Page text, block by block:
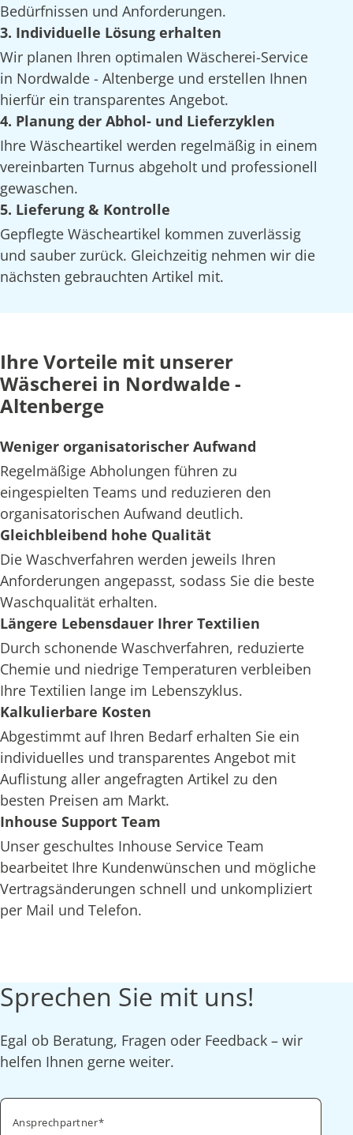
Bedürfnissen und Anforderungen.
3. Individuelle Lösung erhalten
Wir planen Ihren optimalen Wäscherei-Service
in Nordwalde - Altenberge und erstellen Ihnen
hierfür ein transparentes Angebot.
4. Planung der Abhol- und Lieferzyklen
Ihre Wäscheartikel werden regelmäßig in einem
vereinbarten Turnus abgeholt und professionell
gewaschen.
5. Lieferung & Kontrolle
Gepflegte Wäscheartikel kommen zuverlässig
und sauber zurück. Gleichzeitig nehmen wir die
nächsten gebrauchten Artikel mit.
Ihre Vorteile mit unserer
Wäscherei in Nordwalde -
Altenberge
Weniger organisatorischer Aufwand
Regelmäßige Abholungen führen zu
eingespielten Teams und reduzieren den
organisatorischen Aufwand deutlich.
Gleichbleibend hohe Qualität
Die Waschverfahren werden jeweils Ihren
Anforderungen angepasst, sodass Sie die beste
Waschqualität erhalten.
Längere Lebensdauer Ihrer Textilien
Durch schonende Waschverfahren, reduzierte
Chemie und niedrige Temperaturen verbleiben
Ihre Textilien lange im Lebenszyklus.
Kalkulierbare Kosten
Abgestimmt auf Ihren Bedarf erhalten Sie ein
individuelles und transparentes Angebot mit
Auflistung aller angefragten Artikel zu den
besten Preisen am Markt.
Inhouse Support Team
Unser geschultes Inhouse Service Team
bearbeitet Ihre Kundenwünschen und mögliche
Vertragsänderungen schnell und unkompliziert
per Mail und Telefon.
Sprechen Sie mit uns!
Egal ob Beratung, Fragen oder Feedback – wir
helfen Ihnen gerne weiter.
Ansprechpartner